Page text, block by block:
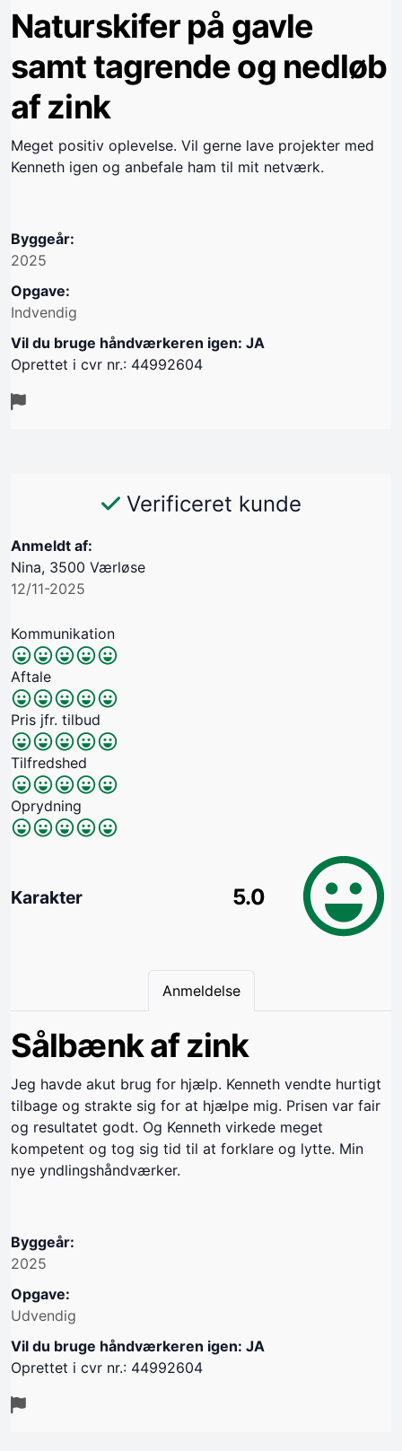
Naturskifer på gavle
samt tagrende og nedløb
af zink
Meget positiv oplevelse. Vil gerne lave projekter med
Kenneth igen og anbefale ham til mit netværk.
Byggeår:
2025
Opgave:
Indvendig
Vil du bruge håndværkeren igen: JA
Oprettet i cvr nr.: 44992604
Verificeret kunde
Anmeldt af:
Nina, 3500 Værløse
12/11-2025
Kommunikation
Aftale
Pris jfr. tilbud
Tilfredshed
Oprydning
Karakter 5.0
Anmeldelse
Sålbænk af zink
Jeg havde akut brug for hjælp. Kenneth vendte hurtigt
tilbage og strakte sig for at hjælpe mig. Prisen var fair
og resultatet godt. Og Kenneth virkede meget
kompetent og tog sig tid til at forklare og lytte. Min
nye yndlingshåndværker.
Byggeår:
2025
Opgave:
Udvendig
Vil du bruge håndværkeren igen: JA
Oprettet i cvr nr.: 44992604